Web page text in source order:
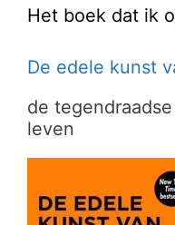
Het boek dat ik
De edele kunst
de
leven